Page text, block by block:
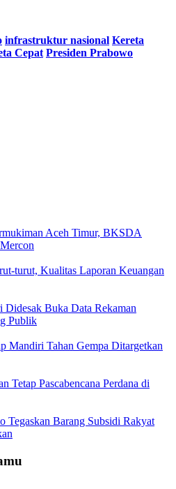
infrastruktur nasional Kereta
Cepat Presiden Prabowo
Aceh Timur, BKSDA
turut, Kualitas Laporan Keuangan
Didesak Buka Data Rekaman
Publik
Mandiri Tahan Gempa Ditargetkan
Tetap Pascabencana Perdana di
Tegaskan Barang Subsidi Rakyat